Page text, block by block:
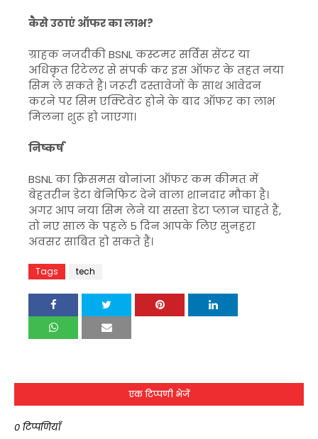
कैसे उठाएं ऑफर का लाभ?
ग्राहक नजदीकी BSNL कस्टमर सर्विस सेंटर या
अधिकृत रिटेलर से संपर्क कर इस ऑफर के तहत नया
सिम ले सकते हैं। जरूरी दस्तावेजों के साथ आवेदन
करने पर सिम एक्टिवेट होने के बाद ऑफर का लाभ
मिलना शुरू हो जाएगा।
निष्कर्ष
BSNL का क्रिसमस बोनांजा ऑफर कम कीमत में
बेहतरीन डेटा बेनिफिट देने वाला शानदार मौका है।
अगर आप नया सिम लेने या सस्ता डेटा प्लान चाहते हैं,
तो नए साल के पहले 5 दिन आपके लिए सुनहरा
अवसर साबित हो सकते हैं।
Tags tech
एक टिप्पणी भेजें
0 टिप्पणियाँ